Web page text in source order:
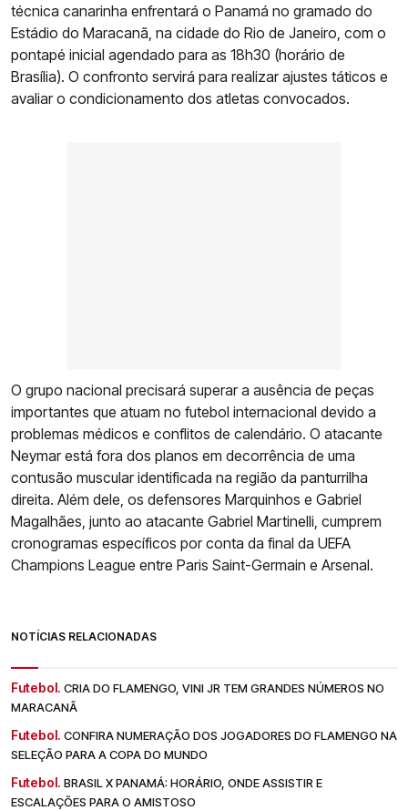
técnica canarinha enfrentará o Panamá no gramado do
Estádio do Maracanã, na cidade do Rio de Janeiro, com o
pontapé inicial agendado para as 18h30 (horário de
Brasília). O confronto servirá para realizar ajustes táticos e
avaliar o condicionamento dos atletas convocados.
O grupo nacional precisará superar a ausência de peças
importantes que atuam no futebol internacional devido a
problemas médicos e conflitos de calendário. O atacante
Neymar está fora dos planos em decorrência de uma
contusão muscular identificada na região da panturrilha
direita. Além dele, os defensores Marquinhos e Gabriel
Magalhães, junto ao atacante Gabriel Martinelli, cumprem
cronogramas específicos por conta da final da UEFA
Champions League entre Paris Saint-Germain e Arsenal.
NOTÍCIAS RELACIONADAS
Futebol. CRIA DO FLAMENGO, VINI JR TEM GRANDES NÚMEROS NO
MARACANÃ
Futebol. CONFIRA NUMERAÇÃO DOS JOGADORES DO FLAMENGO NA
SELEÇÃO PARA A COPA DO MUNDO
Futebol. BRASIL X PANAMÁ: HORÁRIO, ONDE ASSISTIR E
ESCALAÇÕES PARA O AMISTOSO